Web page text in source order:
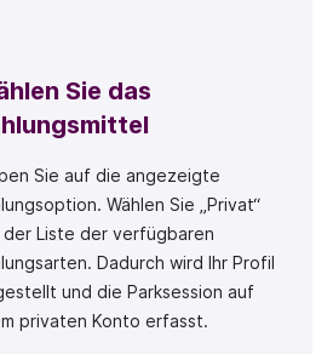
Sie das
Sie auf die angezeigte
Wählen Sie „Privat“
der Liste der verfügbaren
Dadurch wird Ihr Profil
und die Parksession auf
privaten Konto erfasst.